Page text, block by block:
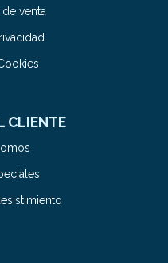
venta
CLIENTE